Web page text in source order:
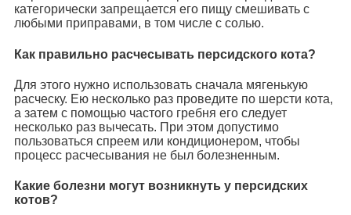
категорически запрещается его пищу смешивать с
любыми приправами, в том числе с солью.
Как правильно расчесывать персидского кота?
Для этого нужно использовать сначала мягенькую
расческу. Ею несколько раз проведите по шерсти кота,
а затем с помощью частого гребня его следует
несколько раз вычесать. При этом допустимо
пользоваться спреем или кондиционером, чтобы
процесс расчесывания не был болезненным.
Какие болезни могут возникнуть у персидских
котов?